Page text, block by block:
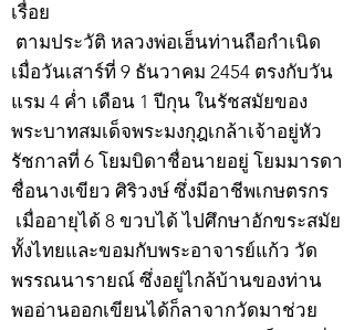
เรื่อย
ตามประวัติ หลวงพ่อเฮ็นท่านถือกำเนิด
เมื่อวันเสาร์ที่ 9 ธันวาคม 2454 ตรงกับวัน
แรม 4 ค่ำ เดือน 1 ปีกุน ในรัชสมัยของ
พระบาทสมเด็จพระมงกุฎเกล้าเจ้าอยู่หัว
รัชกาลที่ 6 โยมบิดาชื่อนายอยู่ โยมมารดา
ชื่อนางเขียว ศิริวงษ์ ซึ่งมีอาชีพเกษตรกร
เมื่ออายุได้ 8 ขวบได้ ไปศึกษาอักขระสมัย
ทั้งไทยและขอมกับพระอาจารย์แก้ว วัด
พรรณนารายณ์ ซึ่งอยู่ไกล้บ้านของท่าน
พออ่านออกเขียนได้ก็ลาจากวัดมาช่วย